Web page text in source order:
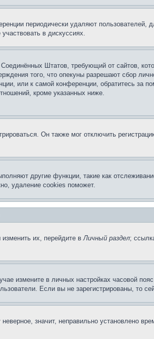
периодически удаляют пользователей,
в дискуссиях.
Штатов, требующий от сайтов,
того, что опекуны разрешают сбор
или к самой конференции, обратитесь за
кроме указанных ниже.
Он также мог отключить
другие функции, такие как
удаление cookies поможет.
изменить их, перейдите вЛичный раздел;
измените в личных настройках часовой
Если вы не зарегистрированы, то
значит, неправильно установлено